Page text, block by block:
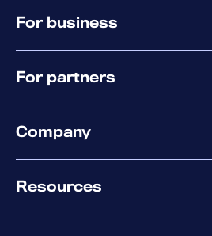
MSP platform
Pricing
Why WithSecure?
For business
Elements overview
Exposure Management
Extended Detection & Response
Co-Security Services
Pricing
Why WithSecure?
For partners
Partner success services
Co-Growth Community
Company
Achievements & certifications
Resources